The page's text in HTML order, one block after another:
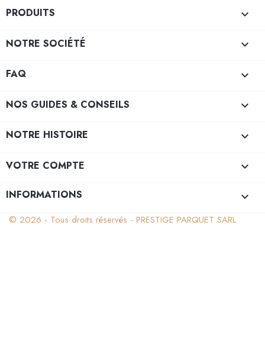
PRODUITS 
NOTRE SOCIÉTÉ 
FAQ 
NOS GUIDES & CONSEILS 
NOTRE HISTOIRE 
VOTRE COMPTE 
INFORMATIONS keyboard_arrow_down
© 2026 - Tous droits réservés - PRESTIGE PARQUET SARL